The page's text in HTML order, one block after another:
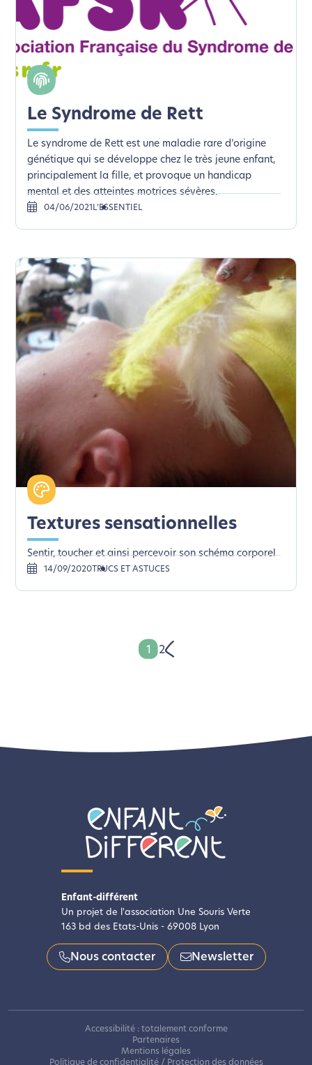
Le Syndrome de Rett
Le syndrome de Rett est une maladie rare d’origine
génétique qui se développe chez le très jeune enfant,
principalement la fille, et provoque un handicap
mental et des atteintes motrices sévères.
04/06/2021L’ESSENTIEL
Textures sensationnelles
Sentir, toucher et ainsi percevoir son schéma corporel
14/09/2020 TRUCS ET ASTUCES
1 2
Enfant-différent
Un projet de l'association Une Souris Verte
163 bd des Etats-Unis - 69008 Lyon
Nous contacter Newsletter
Accessibilité : totalement conforme
Partenaires
Mentions légales
Politique de confidentialité / Protection des données